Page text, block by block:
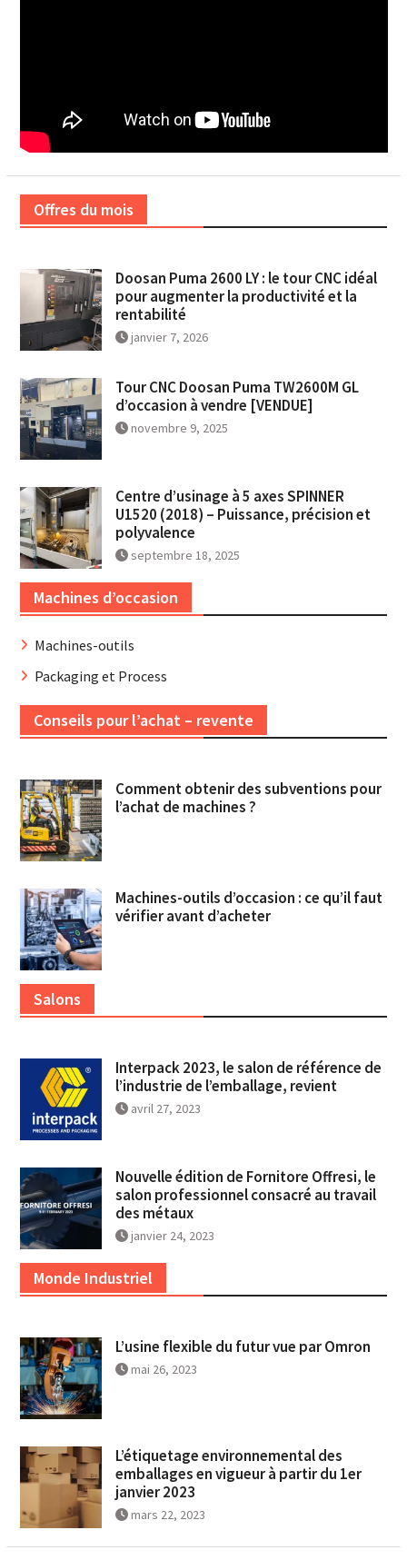
Offres du mois
Doosan Puma 2600 LY : le tour CNC idéal
pour augmenter la productivité et la
rentabilité
janvier 7, 2026
Tour CNC Doosan Puma TW2600M GL
d’occasion à vendre [VENDUE]
novembre 9, 2025
Centre d’usinage à 5 axes SPINNER
U1520 (2018) – Puissance, précision et
polyvalence
septembre 18, 2025
Machines d’occasion
Machines-outils
Packaging et Process
Conseils pour l’achat – revente
Comment obtenir des subventions pour
l’achat de machines ?
Machines-outils d’occasion : ce qu’il faut
vérifier avant d’acheter
Salons
Interpack 2023, le salon de référence de
l’industrie de l’emballage, revient
avril 27, 2023
Nouvelle édition de Fornitore Offresi, le
salon professionnel consacré au travail
des métaux
janvier 24, 2023
Monde Industriel
L’usine flexible du futur vue par Omron
mai 26, 2023
L’étiquetage environnemental des
emballages en vigueur à partir du 1er
janvier 2023
mars 22, 2023